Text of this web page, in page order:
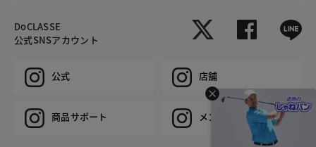
DoCLASSE
公式SNSアカウント
公式 店舗
商品サポート メンズ